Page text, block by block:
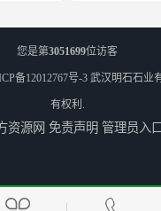
神农架庭
您是第3051699位访客
备12012767号-3 武汉明石石业
有权利.
资源网 免责声明 管理员入口